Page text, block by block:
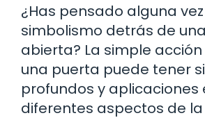
¿Has pensado alguna
simbolismo detrás de
abierta? La simple
una puerta puede tener
profundos y aplicaciones
diferentes aspectos de la